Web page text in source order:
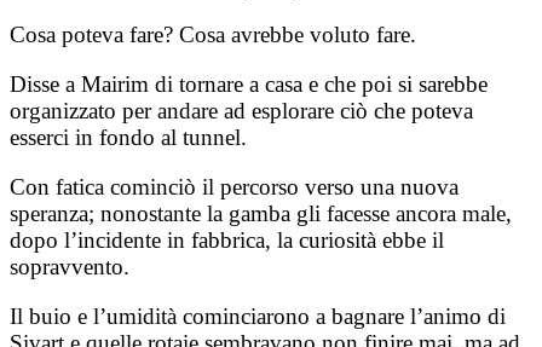
Cosa poteva fare? Cosa avrebbe voluto fare.
Disse a Mairim di tornare a casa e che poi si sarebbe
organizzato per andare ad esplorare ciò che poteva
esserci in fondo al tunnel.
Con fatica cominciò il percorso verso una nuova
speranza; nonostante la gamba gli facesse ancora male,
dopo l’incidente in fabbrica, la curiosità ebbe il
sopravvento.
Il buio e l’umidità cominciarono a bagnare l’animo di